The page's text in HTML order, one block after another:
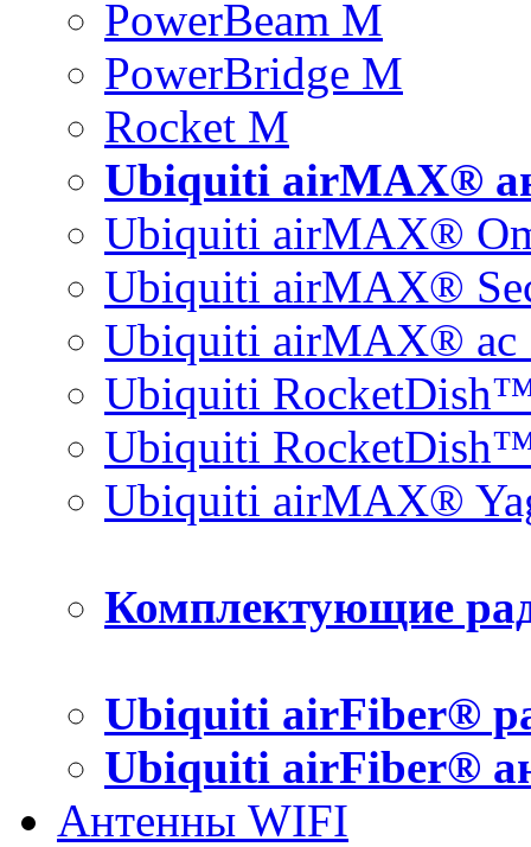
PowerBeam M
PowerBridge M
Rocket M
Ubiquiti airMAX®
Ubiquiti airMAX®
Ubiquiti airMAX®
Ubiquiti airMAX® ac
Ubiquiti
Ubiquiti
Ubiquiti airMAX®
Комплектующие
Ubiquiti airFiber®
Ubiquiti airFiber®
Антенны WIFI